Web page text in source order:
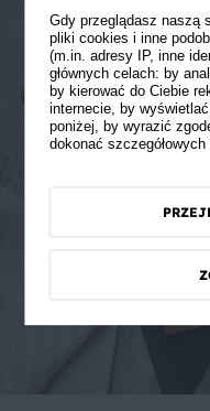
Gdy przeglądasz naszą
pliki cookies i inne
(m.in. adresy IP, inne
głównych celach: by
by kierować do Ciebie
internecie, by
poniżej, by wyrazić
dokonać